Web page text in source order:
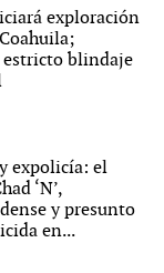
exploración
blindaje
expolicía: el
‘N’,
y presunto
en...